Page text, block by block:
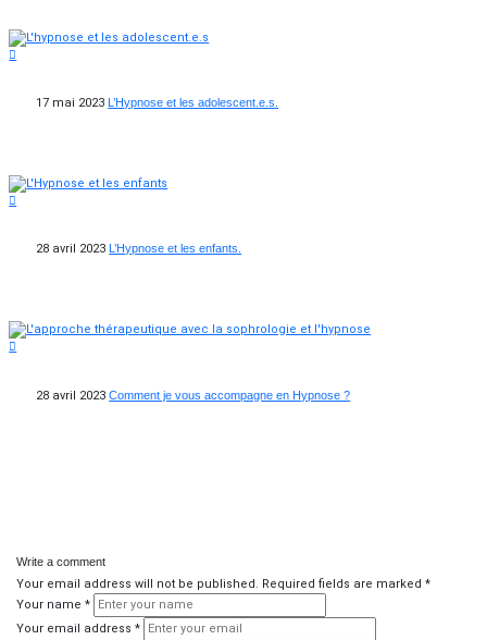
17 mai 2023 L’Hypnose et les adolescent.e.s.
28 avril 2023 L’Hypnose et les enfants.
28 avril 2023 Comment je vous accompagne en Hypnose ?
Write a comment
Your email address will not be published. Required fields are marked *
Your name *
Your email address *